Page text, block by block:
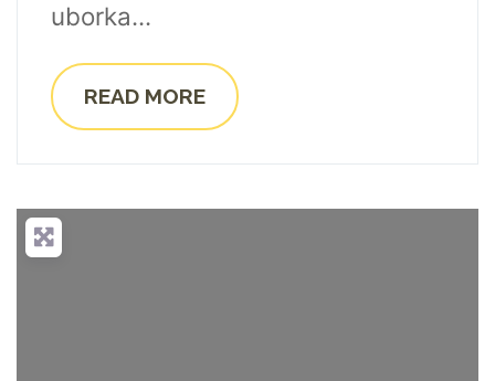
uborka...
READ MORE